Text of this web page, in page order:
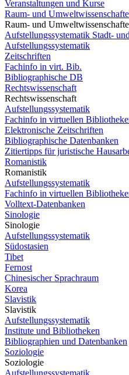
Veranstaltungen und Kurse
Raum- und
Raum- und
Aufstellungssystematik Stadt-
Aufstellungssystematik
Zeitschriften
Fachinfo in virt. Bib.
Bibliographische DB
Rechtswissenschaft
Rechtswissenschaft
Aufstellungssystematik
Fachinfo in virtuellen
Elektronische Zeitschriften
Bibliographische Datenbanken
Zitiertipps für juristische
Romanistik
Romanistik
Aufstellungssystematik
Fachinfo in virtuellen
Volltext-Datenbanken
Sinologie
Sinologie
Aufstellungssystematik
Südostasien
Tibet
Fernost
Chinesischer Sprachraum
Korea
Slavistik
Slavistik
Aufstellungssystematik
Institute und Bibliotheken
Bibliographien und Datenbanken
Soziologie
Soziologie
Aufstellungssystematik